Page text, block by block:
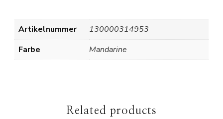
Artikelnummer
130000314953
Farbe
Mandarine
Related products